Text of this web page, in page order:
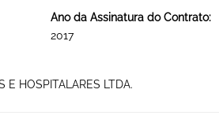
Ano da Assinatura do Contrato:
2017
HOSPITALARES LTDA.